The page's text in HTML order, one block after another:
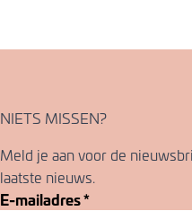
NIETS MISSEN?
Meld je aan voor de
laatste nieuws.
E-mailadres*